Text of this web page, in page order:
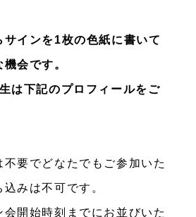
サインを1枚の色紙に書いて
会です。
は下記のプロフィールをご
要でどなたでもご参加いた
みは不可です。
開始時刻までにお並びいた